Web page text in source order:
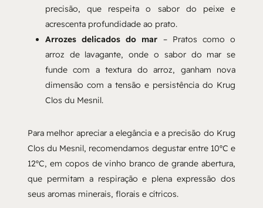
precisão, que respeita o sabor do peixe e
acrescenta profundidade ao prato.
Arrozes delicados do mar – Pratos como o
arroz de lavagante, onde o sabor do mar se
funde com a textura do arroz, ganham nova
dimensão com a tensão e persistência do Krug
Clos du Mesnil.
Para melhor apreciar a elegância e a precisão do Krug
Clos du Mesnil, recomendamos degustar entre 10ºC e
12ºC, em copos de vinho branco de grande abertura,
que permitam a respiração e plena expressão dos
seus aromas minerais, florais e cítricos.